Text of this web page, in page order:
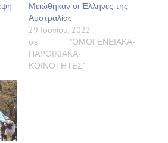
Μειώθηκαν οι Έλληνες της
Αυστραλίας
29 Ιουνίου, 2022
σε "ΟΜΟΓΕΝΕΙΑΚΑ-
ΠΑΡΟΙΚΙΑΚΑ-
ΚΟΙΝΟΤΗΤΕΣ"